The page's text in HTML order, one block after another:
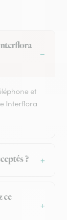
et
Interflora
?
ce